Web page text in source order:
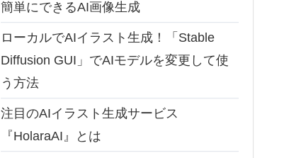
簡単にできるAI画像生成
ローカルでAIイラスト生成！「Stable
Diffusion GUI」でAIモデルを変更して使
う方法
注目のAIイラスト生成サービス
『HolaraAI』とは